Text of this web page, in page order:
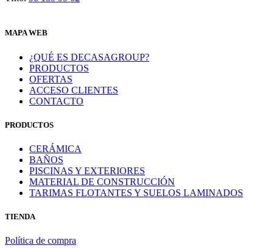
MAPA WEB
¿QUÉ ES DECASAGROUP?
PRODUCTOS
OFERTAS
ACCESO CLIENTES
CONTACTO
PRODUCTOS
CERÁMICA
BAÑOS
PISCINAS Y EXTERIORES
MATERIAL DE CONSTRUCCIÓN
TARIMAS FLOTANTES Y SUELOS LAMINADOS
TIENDA
Política de compra